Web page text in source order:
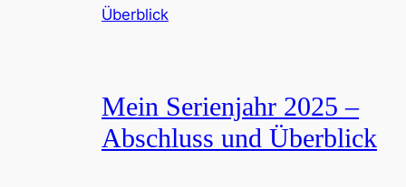
Mein Serienjahr 2025 –
Abschluss und Überblick